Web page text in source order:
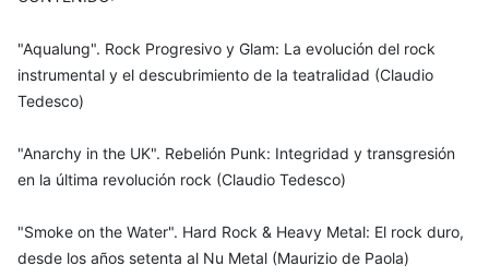
"Aqualung". Rock Progresivo y Glam: La evolución del rock
instrumental y el descubrimiento de la teatralidad (Claudio
Tedesco)
"Anarchy in the UK". Rebelión Punk: Integridad y transgresión
en la última revolución rock (Claudio Tedesco)
"Smoke on the Water". Hard Rock & Heavy Metal: El rock duro,
desde los años setenta al Nu Metal (Maurizio de Paola)